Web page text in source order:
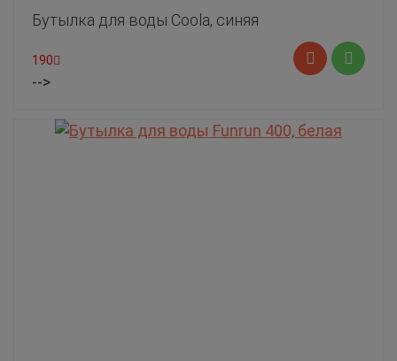
Бутылка для воды Coola, синяя
190
-->